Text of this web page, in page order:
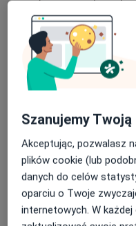
pracę do Twoich
Twoimi potrzebami
zdrowia psychicznego!
* Etyczna praca i
naszych specjalistek
na etyczne,
najważniejsze są
* Atmosfera
gabinecie nie musisz
takim, jakim jesteś.
Szanujemy
Akceptując, pozwalasz
plików cookie (lub
danych do celów
oparciu o Twoje
internetowych. W